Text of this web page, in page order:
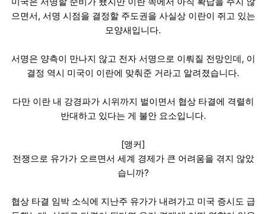
으면서, 서명 시점을 결정할 주도권을 사실상 이란이 쥐고 있는
모양새입니다.
서명은 양측이 만나지 않고 전자 서명으로 이뤄질 전망인데, 이
결정 역시 미국이 이란에 맞춰준 거라고 알려졌습니다.
다만 이란 내 강경파가 시위까지 벌이면서 협상 타결에 격렬히
반대하고 있다는 게 불안 요소입니다.
[앵커]
전쟁으로 유가가 오르면서 세계 경제가 큰 어려움을 겪지 않았
습니까?
협상 타결 임박 소식에 지난주 유가가 내려가고 미국 증시도 급